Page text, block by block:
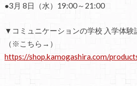
●3月 8日（水）19:00～21:00
▼コミュニケーションの学校 入学体験
（※こちら→）
https://shop.kamogashira.com/